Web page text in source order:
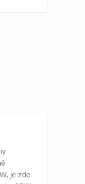
je zde